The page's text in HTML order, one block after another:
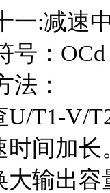
:减速
：OCd
：
T1-V/
间加长
输出容